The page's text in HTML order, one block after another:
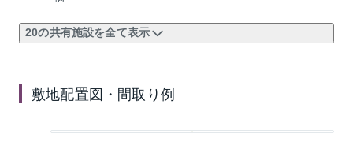
20の共有施設を全て表示
敷地配置図・間取り例